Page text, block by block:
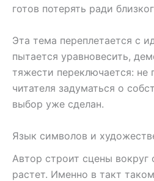
готов потерять ради
Эта тема переплетается с
пытается уравновесить,
тяжести переключается: не
читателя задуматься о
выбор уже сделан.
Язык символов и
Автор строит сцены
растет. Именно в такт